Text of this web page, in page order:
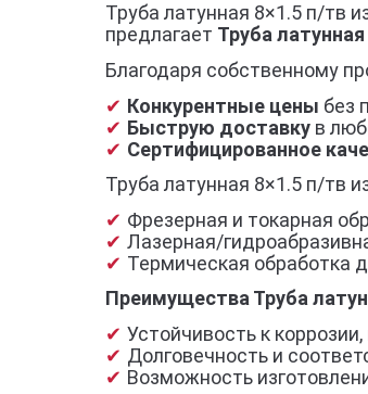
Труба латунная 8×1.5 п/тв
предлагает Труба
Благодаря собственному
Конкурентные цены без
Быструю доставку в
Сертифицированное
Труба латунная 8×1.5 п/тв
Фрезерная и токарная
Лазерная/
Термическая обработка
Преимущества Труба
Устойчивость к
Долговечность и
Возможность